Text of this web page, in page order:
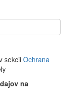
sekciiOchrana
na